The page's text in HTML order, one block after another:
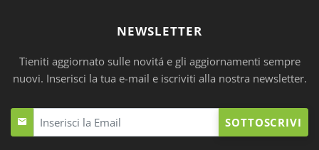
NEWSLETTER
Tieniti aggiornato sulle novitá e gli aggiornamenti sempre
nuovi. Inserisci la tua e-mail e iscriviti alla nostra newsletter.
SOTTOSCRIVI